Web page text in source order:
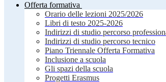
Offerta formativa
Orario delle lezioni 2025/2026
Libri di testo 2025-2026
Indirizzi di studio percorso
Indirizzi di studio percorso tecnico
Piano Triennale Offerta Formativa
Inclusione a scuola
Gli spazi della scuola
Progetti Erasmus